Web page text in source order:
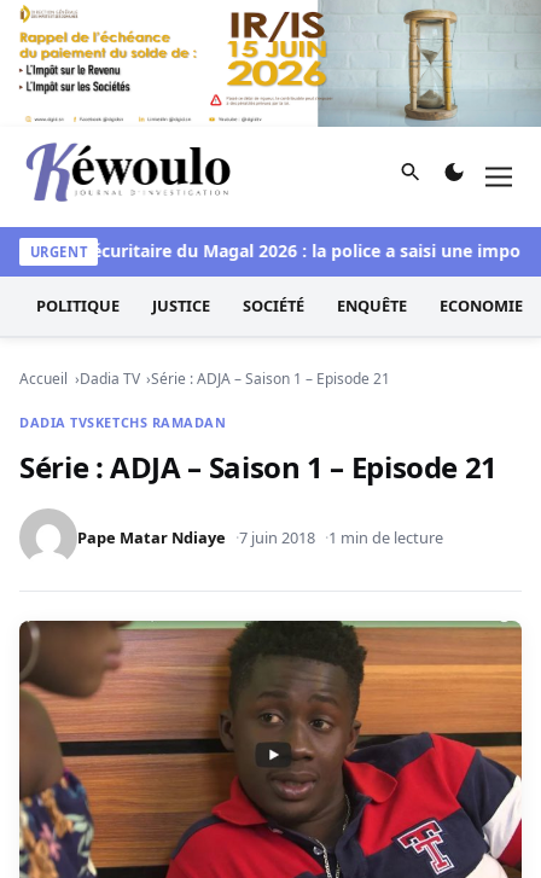
Aller au contenu
Kéwoulo, le premier site d'information et d'investigation
Rechercher
URGENT
Bilan sécuritaire du Magal 2026 : la police a saisi une
POLITIQUE JUSTICE SOCIÉTÉ ENQUÊTE ECONOMIE
Accueil Dadia TV Série : ADJA – Saison 1 – Episode 21
DADIA TVSKETCHS RAMADAN
Série : ADJA – Saison 1 – Episode 21
Pape Matar Ndiaye 7 juin 2018 1 min de lecture